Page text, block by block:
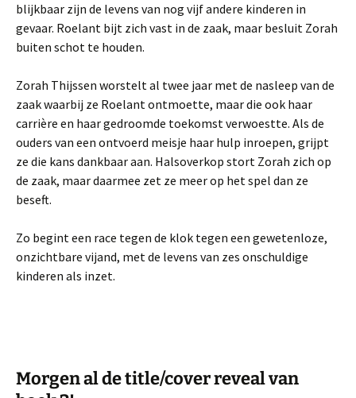
blijkbaar zijn de levens van nog vijf andere kinderen in
gevaar. Roelant bijt zich vast in de zaak, maar besluit Zorah
buiten schot te houden.
Zorah Thijssen worstelt al twee jaar met de nasleep van de
zaak waarbij ze Roelant ontmoette, maar die ook haar
carrière en haar gedroomde toekomst verwoestte. Als de
ouders van een ontvoerd meisje haar hulp inroepen, grijpt
ze die kans dankbaar aan. Halsoverkop stort Zorah zich op
de zaak, maar daarmee zet ze meer op het spel dan ze
beseft.
Zo begint een race tegen de klok tegen een gewetenloze,
onzichtbare vijand, met de levens van zes onschuldige
kinderen als inzet.
Morgen al de title/cover reveal van